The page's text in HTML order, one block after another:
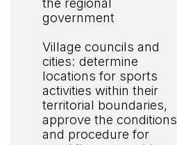
government
Village councils and
cities: determine
locations for sports
activities within their
territorial boundaries,
approve the conditions
and procedure for